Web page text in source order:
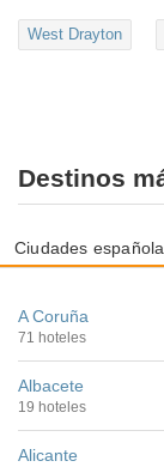
West Drayton
Destinos
Ciudades
A Coruña
71 hoteles
Albacete
19 hoteles
Alicante